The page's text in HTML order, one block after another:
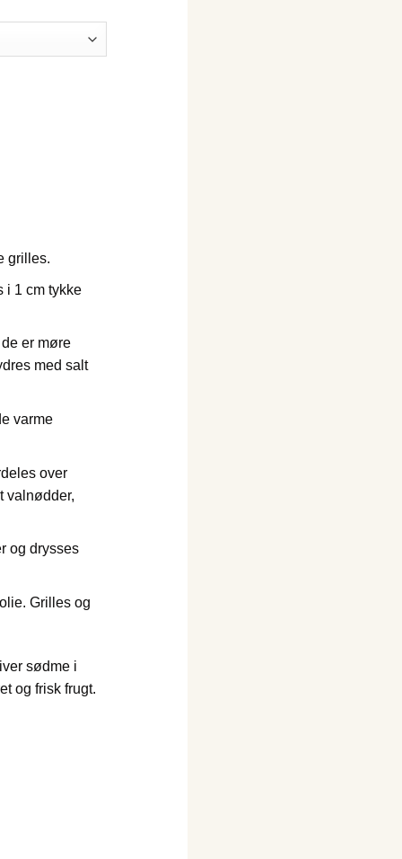
grilles.
i 1 cm tykke
er møre
med salt
varme
over
valnødder,
og drysses
Grilles og
sødme i
og frisk frugt.